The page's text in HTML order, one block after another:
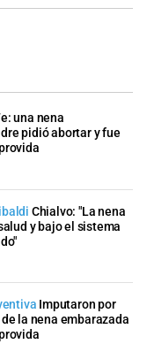
una nena
pidió abortar y fue
Chialvo: "La nena
y bajo el sistema
Imputaron por
la nena embarazada